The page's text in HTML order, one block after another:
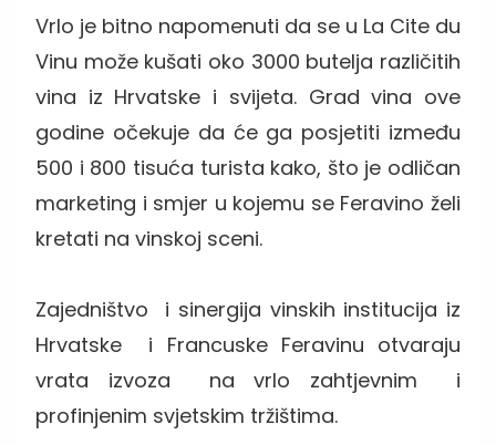
Vrlo je bitno napomenuti da se u La Cite du
Vinu može kušati oko 3000 butelja različitih
vina iz Hrvatske i svijeta. Grad vina ove
godine očekuje da će ga posjetiti između
500 i 800 tisuća turista kako, što je odličan
marketing i smjer u kojemu se Feravino želi
kretati na vinskoj sceni.
Zajedništvo i sinergija vinskih institucija iz
Hrvatske i Francuske Feravinu otvaraju
vrata izvoza na vrlo zahtjevnim i
profinjenim svjetskim tržištima.